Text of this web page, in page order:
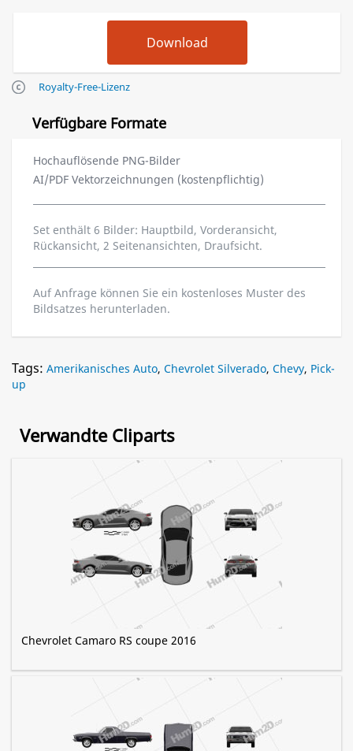
Royalty-Free-Lizenz
Verfügbare Formate
Hochauflösende PNG-Bilder
AI/PDF Vektorzeichnungen (kostenpflichtig)
Set enthält 6 Bilder: Hauptbild, Vorderansicht,
Rückansicht, 2 Seitenansichten, Draufsicht.
Auf Anfrage können Sie ein kostenloses Muster des
Bildsatzes herunterladen.
Tags: Amerikanisches Auto, Chevrolet Silverado, Chevy, Pick-
up
Verwandte Cliparts
Chevrolet Camaro RS coupe 2016